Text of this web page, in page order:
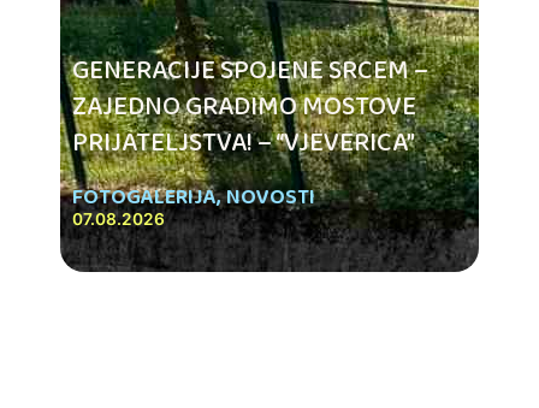
GENERACIJE SPOJENE SRCEM –
ZAJEDNO GRADIMO MOSTOVE
PRIJATELJSTVA! – “VJEVERICA”
FOTOGALERIJA,NOVOSTI
07.08.2026